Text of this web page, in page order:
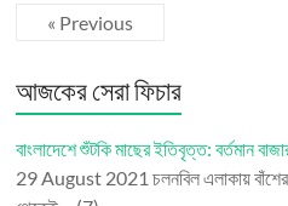
« Previous
আজকের সেরা ফিচার
বাংলাদেশে শুঁটকি মাছের ইতিবৃত্ত: বর্তমান
29 August 2021 চলনবিল এলাকায়